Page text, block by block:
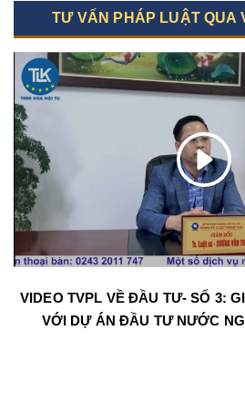
TƯ VẤN PHÁP LUẬT QUA
VIDEO TVPL VỀ ĐẦU TƯ- SỐ 3:
VỚI DỰ ÁN ĐẦU TƯ NƯỚC